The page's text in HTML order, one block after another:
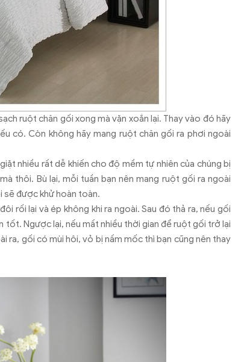
ruột chăn gối xong mà vặn xoắn lại. Thay vào đó hãy
có. Còn không hãy mang ruột chăn gối ra phơi ngoài
nhiều rất dễ khiến cho độ mềm tự nhiên của chúng bị
thôi. Bù lại, mỗi tuần bạn nên mang ruột gối ra ngoài
sẽ được khử hoàn toàn.
rối lại và ép không khi ra ngoài. Sau đó thả ra, nếu gối
tốt. Ngược lại, nếu mất nhiều thời gian để ruột gối trở lại
ra, gối có mùi hôi, vỏ bị nấm mốc thì bạn cũng nên thay